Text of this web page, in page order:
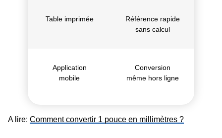
Table imprimée
Référence rapide
sans calcul
Application
mobile
Conversion
même hors ligne
A lire: Comment convertir 1 pouce en millimètres ?